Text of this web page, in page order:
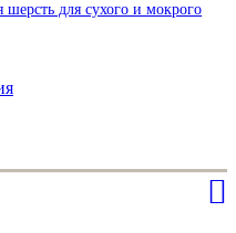
шерсть для сухого и мокрого